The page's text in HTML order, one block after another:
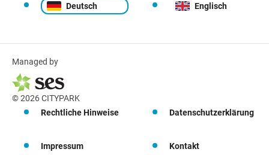
Deutsch Englisch
Managed by
© 2026 CITYPARK
Rechtliche Hinweise
Datenschutzerklärung
Impressum Kontakt